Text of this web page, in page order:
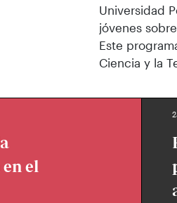
Universidad
jóvenes
Este
Ciencia y la
el